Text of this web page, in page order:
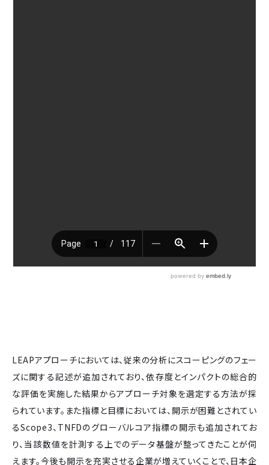
LEAPアプローチにおいては、従来の分析にスコーピングのフェー
ズに関する記述が追加されており、依存度とインパクトの総合的
な評価を実施した結果からアプローチ対象を選定する方法が採
られています。また指標と目標においては、開示が困難とされてい
るScope3、TNFDのグローバルコア指標の開示も追加されてお
り、当該数値を計測する上でのデータ基盤が整ってきたことが伺
えます。今後も開示を充実させる企業が増えていくことで、日本企